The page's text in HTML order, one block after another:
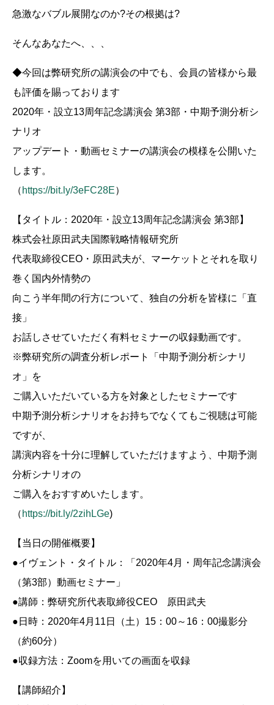
急激なバブル展開なのか?その根拠は?
そんなあなたへ、、、
◆今回は弊研究所の講演会の中でも、会員の皆様から最
も評価を賜っております
2020年・設立13周年記念講演会 第3部・中期予測分析シ
ナリオ
アップデート・動画セミナーの講演会の模様を公開いた
します。
（ https://bit.ly/3eFC28E）
【タイトル：2020年・設立13周年記念講演会 第3部】
株式会社原田武夫国際戦略情報研究所
代表取締役CEO・原田武夫が、マーケットとそれを取り
巻く国内外情勢の
向こう半年間の行方について、独自の分析を皆様に「直
接」
お話しさせていただく有料セミナーの収録動画です。
※弊研究所の調査分析レポート「中期予測分析シナリ
オ」を
ご購入いただいている方を対象としたセミナーです
中期予測分析シナリオをお持ちでなくてもご視聴は可能
ですが、
講演内容を十分に理解していただけますよう、中期予測
分析シナリオの
ご購入をおすすめいたします。
（ https://bit.ly/2zihLGe)
【当日の開催概要】
●イヴェント・タイトル：「2020年4月・周年記念講演会
（第3部）動画セミナー」
●講師：弊研究所代表取締役CEO 原田武夫
●日時：2020年4月11日（土）15：00～16：00撮影分
（約60分）
●収録方法：Zoomを用いての画面を収録
【講師紹介】